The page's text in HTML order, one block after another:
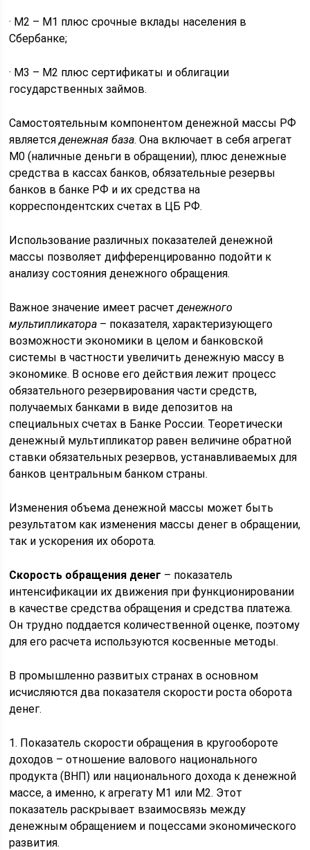
· М2 – М1 плюс срочные вклады населения в
Сбербанке;
· М3 – М2 плюс сертификаты и облигации
государственных займов.
Самостоятельным компонентом денежной массы РФ
являетсяденежная база. Она включает в себя агрегат
М0 (наличные деньги в обращении), плюс денежные
средства в кассах банков, обязательные резервы
банков в банке РФ и их средства на
корреспондентских счетах в ЦБ РФ.
Использование различных показателей денежной
массы позволяет дифференцированно подойти к
анализу состояния денежного обращения.
Важное значение имеет расчетденежного
мультипликатора – показателя, характеризующего
возможности экономики в целом и банковской
системы в частности увеличить денежную массу в
экономике. В основе его действия лежит процесс
обязательного резервирования части средств,
получаемых банками в виде депозитов на
специальных счетах в Банке России. Теоретически
денежный мультипликатор равен величине обратной
ставки обязательных резервов, устанавливаемых для
банков центральным банком страны.
Изменения объема денежной массы может быть
результатом как изменения массы денег в обращении,
так и ускорения их оборота.
Скорость обращения денег – показатель
интенсификации их движения при функционировании
в качестве средства обращения и средства платежа.
Он трудно поддается количественной оценке, поэтому
для его расчета используются косвенные методы.
В промышленно развитых странах в основном
исчисляются два показателя скорости роста оборота
денег.
1. Показатель скорости обращения в кругообороте
доходов – отношение валового национального
продукта (ВНП) или национального дохода к денежной
массе, а именно, к агрегату М1 или М2. Этот
показатель раскрывает взаимосвязь между
денежным обращением и поцессами экономического
развития.